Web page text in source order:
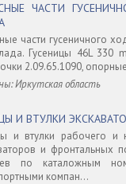
ЧАСТИ
части гусеничного
Гусеницы 46L 330
2.09.65.1090,
Иркутская область
И ВТУЛКИ
и втулки рабочего и
и фронтальных
по каталожным
компан...